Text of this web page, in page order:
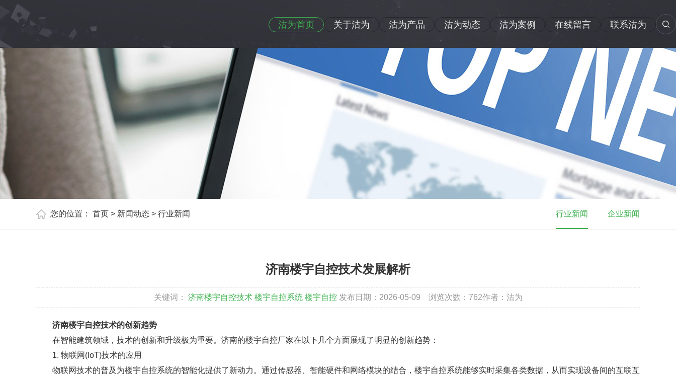
沽为首页 关于沽为 沽为产品 沽为动态 沽为案例 在线留言 联系沽为
您的位置： 首页 > 新闻动态 > 行业新闻 行业新闻 企业新闻
济南楼宇自控技术发展解析
关键词： 济南楼宇自控技术 楼宇自控系统 楼宇自控 发布日期：2026-05-09 浏览次数： 762作者：沽为
济南楼宇自控技术的创新趋势
在智能建筑领域，技术的创新和升级极为重要。济南的楼宇自控厂家在以下几个方面展现了明显的创新趋势：
1. 物联网(IoT)技术的应用
物联网技术的普及为楼宇自控系统的智能化提供了新动力。通过传感器、智能硬件和网络模块的结合，楼宇自控系统能够实时采集各类数据，从而实现设备间的互联互